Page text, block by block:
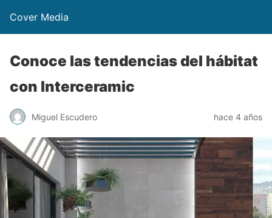
Cover Media
Conoce las tendencias del hábitat
con Interceramic
Miguel Escudero hace 4 años